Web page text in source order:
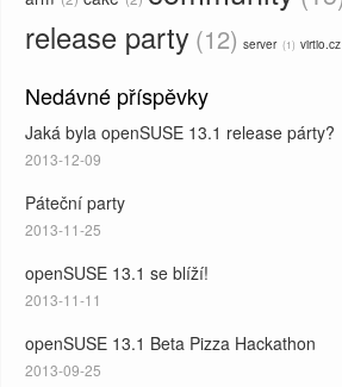
release party 12 server 1 virtio.cz
Nedávné příspěvky
Jaká byla openSUSE 13.1 release párty?
2013-12-09
Páteční party
2013-11-25
openSUSE 13.1 se blíží!
2013-11-11
openSUSE 13.1 Beta Pizza Hackathon
2013-09-25